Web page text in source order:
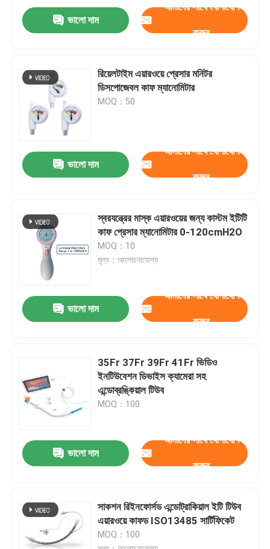
ভালো দাম
আমাদের সাথে যোগাযোগ
করুন
রিয়েলটাইম এয়ারওয়ে প্রেসার মনিটর
ডিসপোজেবল কাফ ম্যানোমিটার
MOQ：50
ভালো দাম
আমাদের সাথে যোগাযোগ
করুন
স্বরযন্ত্রের মাস্ক এয়ারওয়ের জন্য কাস্টম ইটিটি
কাফ প্রেসার ম্যানোমিটার 0-120cmH2O
MOQ：10
মূল্য：আলোচনাযোগ্য
ভালো দাম
আমাদের সাথে যোগাযোগ
করুন
35Fr 37Fr 39Fr 41Fr ভিডিও
ইনটিউবেশন ডিভাইস ক্যামেরা সহ
এন্ডোব্রঙ্কিয়াল টিউব
MOQ：100
ভালো দাম
আমাদের সাথে যোগাযোগ
করুন
সাকশন রিইনফোর্সড এন্ডোট্রাকিয়াল ইটি টিউব
এয়ারওয়ে কাফড ISO13485 সার্টিফিকেট
MOQ：100